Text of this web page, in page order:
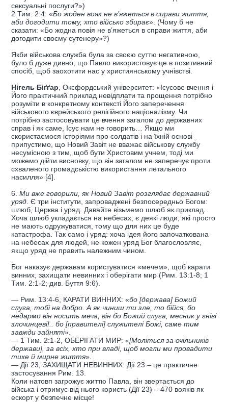
сексуальні послуги?»)
2 Тим. 2:4: «Бо жоден вояк не в’яжеться в справи життя,
аби догодити тому, хто військо збирає». (Чому б не
сказати: «Бо жодна повія не в’яжеться в справи життя, аби
догодити своєму сутенеру»?)
Якби військова служба була за своєю суттю негативною,
було б дуже дивно, що Павло використовує це в позитивний
спосіб, щоб заохотити нас у християнському учнівстві.
Нігель Біґґар , Оксфордський університет: «Ісусове вчення і
Його практичний приклад невідплати та прощення потрібно
розуміти в конкретному контексті Його заперечення
військового єврейського релігійного націоналізму. Чи
потрібно застосовувати це вчення загалом до державних
справ і як саме, Ісус нам не говорить… Якщо ми
скористаємося історіями про солдатів і на їхній основі
припустимо, що Новий Завіт не вважає військову службу
несумісною з тим, щоб бути Христовим учнем, тоді ми
можемо дійти висновку, що він загалом не заперечує проти
схваленого громадськістю використання летального
насилля» [4].
6. Ми вже говорили, як Новий Завіт розглядає державний
уряд . Є три інститути, запроваджені безпосередньо Богом:
шлюб, Церква і уряд. Давайте візьмемо шлюб як приклад.
Хоча шлюб укладається на небесах, є деякі люди, які просто
не мають одружуватися, тому що для них це буде
катастрофа. Так само і уряд: хоча ідея його започаткована
на небесах для людей, не кожен уряд Бог благословляє,
якщо уряд не править належним чином.
Бог наказує державам користуватися «мечем», щоб карати
винних, захищати невинних і оберігати мир (Рим. 13:1-8; 1
Тим. 2:1-2; див. Буття 9:6).
— Рим. 13:4-6, КАРАТИ ВИННИХ: «бо [держава] Божий
слуга, тобі на добро. А як чиниш ти зле, то бійся, бо
недармо він носить меча, він бо Божий слуга, месник у гніві
злочинцеві!.. бо [правителі] служителі Божі, саме тим
завжди зайняті».
— 1 Тим. 2:1-2, ОБЕРІГАТИ МИР: «[Моліться за очільників
держави], за всіх, хто при владі, щоб могли ми провадити
тихе й мирне життя».
— Дії 23, ЗАХИЩАТИ НЕВИННИХ: Дії 23 – це практичне
застосування Рим. 13.
Коли натовп загрожує життю Павла, він звертається до
війська і отримує від нього користь (Дії 23) – 470 вояків як
ескорт у безпечне місце!